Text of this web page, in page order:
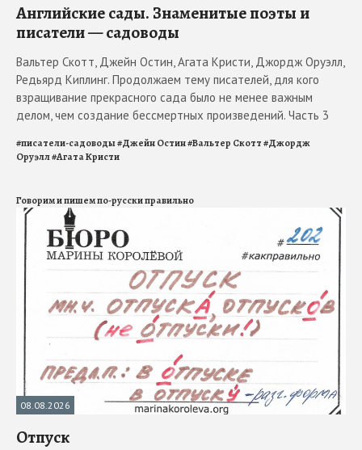
Английские сады. Знаменитые поэты и
писатели — садоводы
Вальтер Скотт, Джейн Остин, Агата Кристи, Джордж Оруэлл,
Редьярд Киплинг. Продолжаем тему писателей, для кого
взращивание прекрасного сада было не менее важным
делом, чем создание бессмертных произведений. Часть 3
#писатели-садоводы#Джейн Остин#Вальтер Скотт#Джордж
Оруэлл#Агата Кристи
Говорим и пишем по-русски правильно
08.08.2026
Отпуск